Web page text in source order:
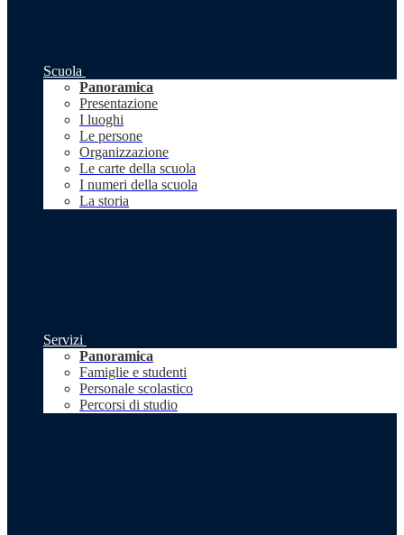
Scuola
Panoramica
Presentazione
I luoghi
Le persone
Organizzazione
Le carte della scuola
I numeri della scuola
La storia
Servizi
Panoramica
Famiglie e studenti
Personale scolastico
Percorsi di studio